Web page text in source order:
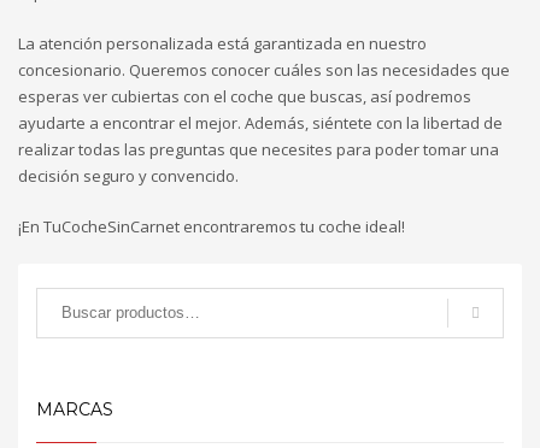
La atención personalizada está garantizada en nuestro
concesionario. Queremos conocer cuáles son las necesidades que
esperas ver cubiertas con el coche que buscas, así podremos
ayudarte a encontrar el mejor. Además, siéntete con la libertad de
realizar todas las preguntas que necesites para poder tomar una
decisión seguro y convencido.
¡En TuCocheSinCarnet encontraremos tu coche ideal!
MARCAS